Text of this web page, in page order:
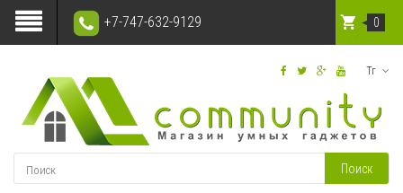
+7-747-632-9129
Тг
Поиск
0